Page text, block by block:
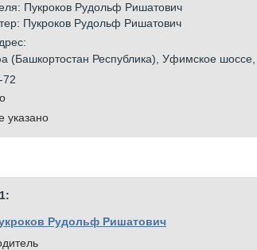
Пукроков Рудольф Ришатович
Пукроков Рудольф Ришатович
(Башкортостан Республика), Уфимское
72
указано
Рудольф Ришатович